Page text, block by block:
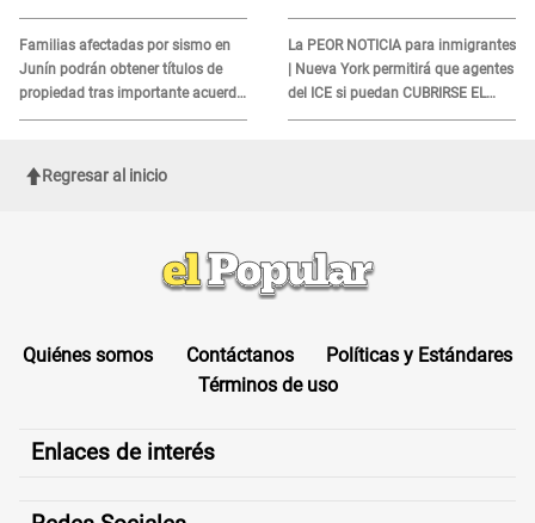
Familias afectadas por sismo en
Junín podrán obtener títulos de
propiedad tras importante acuerdo
de Cofopri
quienes no presenten ESTE
DOCUMENTO
La PEOR NOTICIA para inmigrantes
| Nueva York permitirá que agentes
del ICE si puedan CUBRIRSE EL
ROSTRO
Regresar al inicio
Quiénes somos Contáctanos
Políticas y Estándares
Términos de uso
Enlaces de interés